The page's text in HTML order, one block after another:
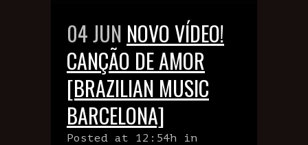
04 JUN NOVO VÍDEO!
CANÇÃO DE AMOR
[BRAZILIAN MUSIC
BARCELONA]
Posted at 12:54h in